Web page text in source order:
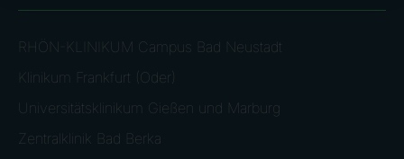
RHÖN-KLINIKUM Campus Bad Neustadt
Klinikum Frankfurt (Oder)
Universitätsklinikum Gießen und Marburg
Zentralklinik Bad Berka